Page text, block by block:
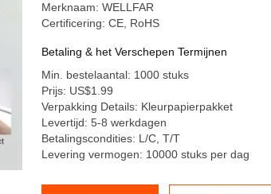
Merknaam: WELLFAR
Certificering: CE, RoHS
Betaling & het Verschepen Termijnen
Min. bestelaantal: 1000 stuks
Prijs: US$1.99
Verpakking Details: Kleurpapierpakket
Levertijd: 5-8 werkdagen
Betalingscondities: L/C, T/T
Levering vermogen: 10000 stuks per dag